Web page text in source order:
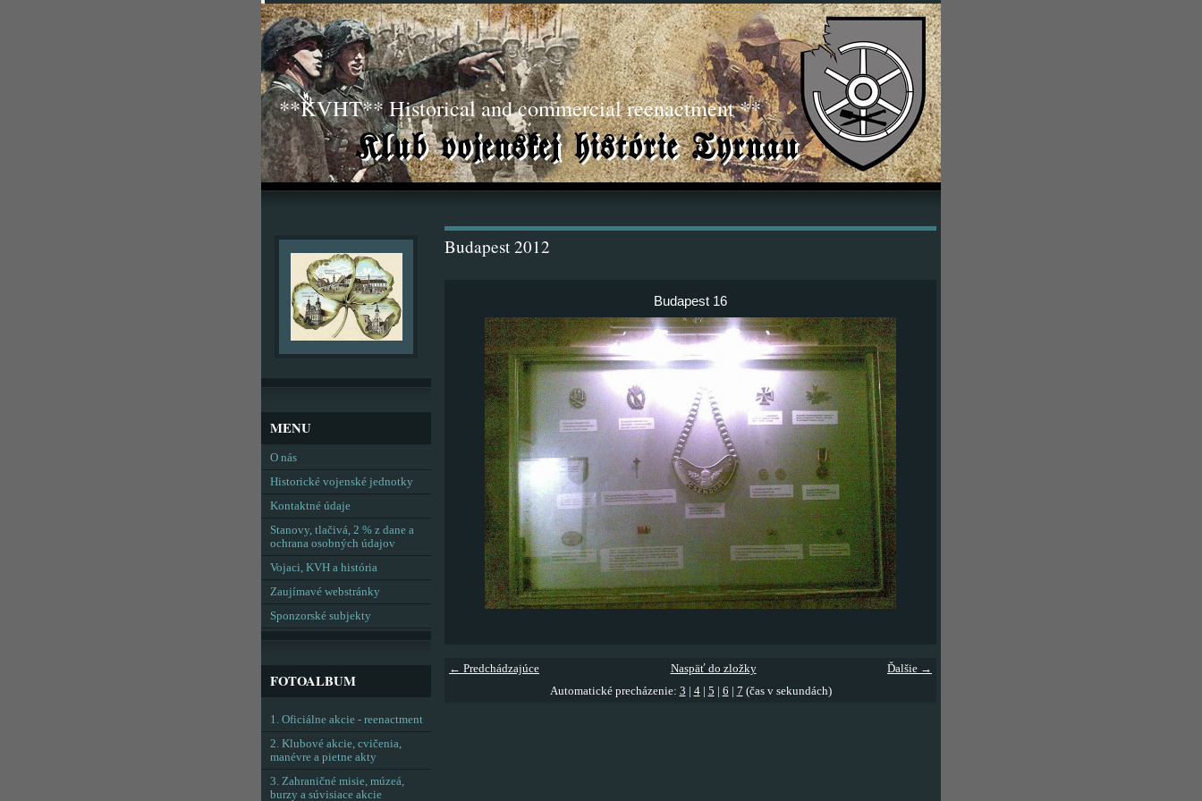
**KVHT** Historical and commercial reenactment **
Budapest 2012
Budapest 16
← Predchádzajúce Ďalšie →
Naspäť do zložky
Automatické precházenie: 3 4| 5 6 7 (čas v sekundách)
MENU
O nás
Historické vojenské jednotky
Kontaktné údaje
Stanovy, tlačivá, 2 % z dane a
ochrana osobných údajov
Vojaci, KVH a história
Zaujímavé webstránky
Sponzorské subjekty
FOTOALBUM
1. Oficiálne akcie - reenactment
2. Klubové akcie, cvičenia,
manévre a pietne akty
3. Zahraničné misie, múzeá,
burzy a súvisiace akcie